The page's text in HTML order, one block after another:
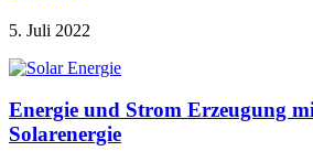
5. Juli 2022
Energie und Strom Erzeugung
Solarenergie